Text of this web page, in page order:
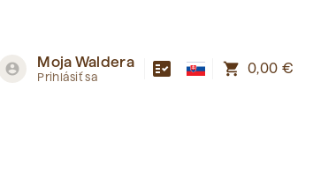
account_circle Moja Waldera
Prihlásiť sa fact_check shopping_cart 0,00 €